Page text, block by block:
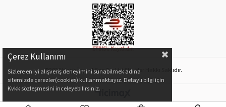
©2026 Hasis İnşaat San Tic Ltd Şti - Her Hakkı Saklıdır.
Çerez Kullanımı
Sizlere en iyi alışveriş deneyimini sunabilmek adına
sitemizde çerezler(cookies) kullanmaktayız. Detaylı bilgi için
Kvkk sözleşmesini inceleyebilirsiniz.